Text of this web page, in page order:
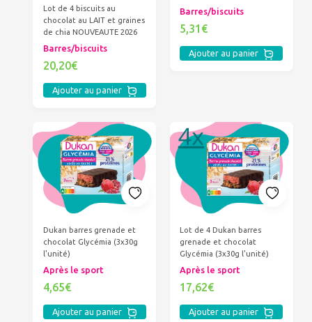
Lot de 4 biscuits au
chocolat au LAIT et graines
de chia NOUVEAUTE 2026
Barres/biscuits
20,20€
Ajouter au panier
Barres/biscuits
5,31€
Ajouter au panier
Dukan barres grenade et
chocolat Glycémia (3x30g
l'unité)
Après le sport
4,65€
Ajouter au panier
Lot de 4 Dukan barres
grenade et chocolat
Glycémia (3x30g l'unité)
Après le sport
17,62€
Ajouter au panier